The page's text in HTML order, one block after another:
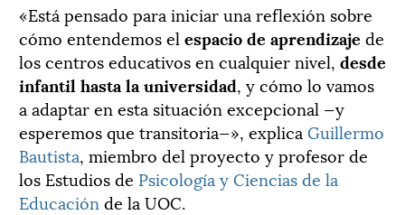
«Está pensado para iniciar una reflexión sobre
cómo entendemos el espacio de aprendizaje de
los centros educativos en cualquier nivel, desde
infantil hasta la universidad, y cómo lo vamos
a adaptar en esta situación excepcional —y
esperemos que transitoria—», explica Guillermo
Bautista, miembro del proyecto y profesor de
los Estudios de Psicología y Ciencias de la
Educación de la UOC.